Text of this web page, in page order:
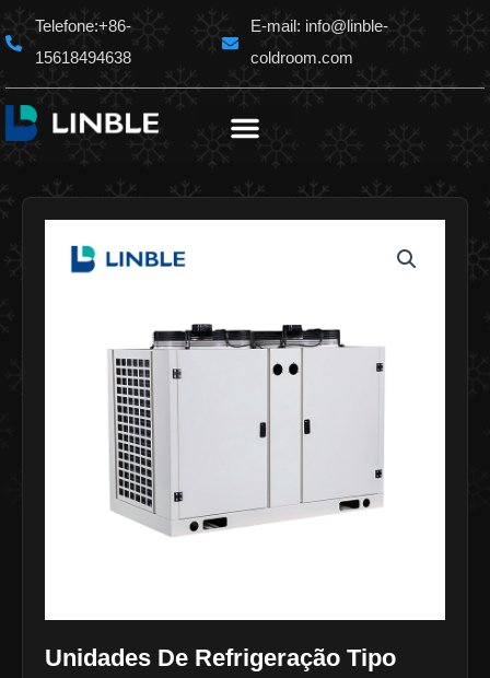
Ir
para
conteúdo
Telefone:+86-
15618494638
E-mail: info@linble-
coldroom.com
Unidades De Refrigeração Tipo